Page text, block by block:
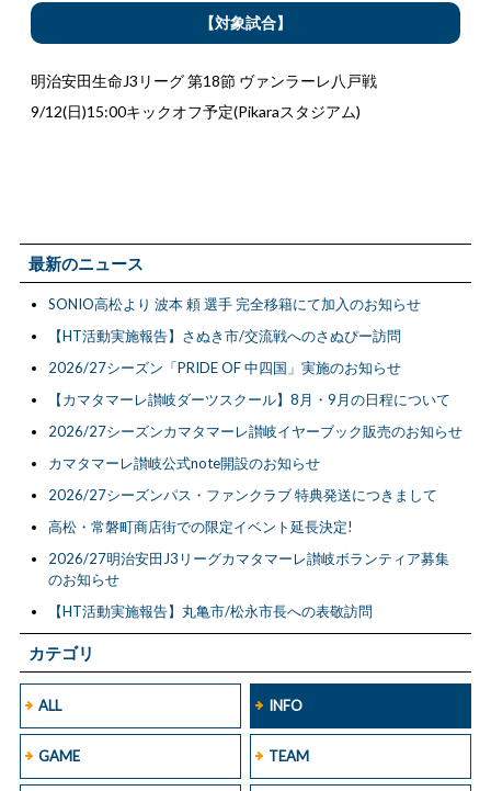
カテゴリ
ALL INFO
GAME TEAM
【対象試合】
明治安田生命J3リーグ 第18節 ヴァンラーレ八戸戦
9/12(日)15:00キックオフ予定(Pikaraスタジアム)
最新のニュース
SONIO高松より 波本 頼 選手 完全移籍にて加入のお知らせ
【HT活動実施報告】さぬき市/交流戦へのさぬぴー訪問
2026/27シーズン「PRIDE OF 中四国」実施のお知らせ
【カマタマーレ讃岐ダーツスクール】8月・9月の日程について
2026/27シーズンカマタマーレ讃岐イヤーブック販売のお知らせ
カマタマーレ讃岐公式note開設のお知らせ
2026/27シーズンパス・ファンクラブ 特典発送につきまして
高松・常磐町商店街での限定イベント延長決定!
2026/27明治安田J3リーグカマタマーレ讃岐ボランティア募集
のお知らせ
【HT活動実施報告】丸亀市/松永市長への表敬訪問